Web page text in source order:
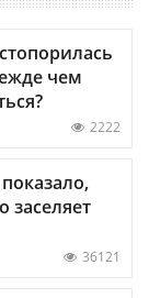
чем
2222
заселяет
36121